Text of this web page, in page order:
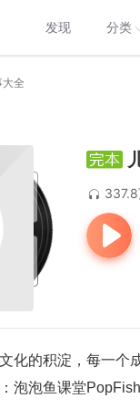
发现 分类
大全
化的积淀，每一个
泡泡鱼课堂